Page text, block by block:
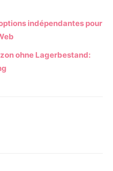
indépendantes pour
ohne Lagerbestand: